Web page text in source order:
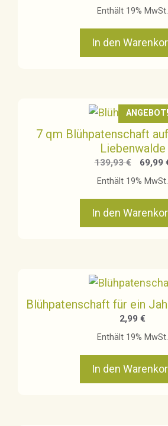
Preis
Enthält 19% MwSt.
In den
ANGEBOT!
7 qm Blühpatenschaft
Liebenwalde
139,93€
Preis
69,99
Enthält 19% MwSt.
In den
Blühpatenschaft für ein
2,99 €
Enthält 19% MwSt.
In den